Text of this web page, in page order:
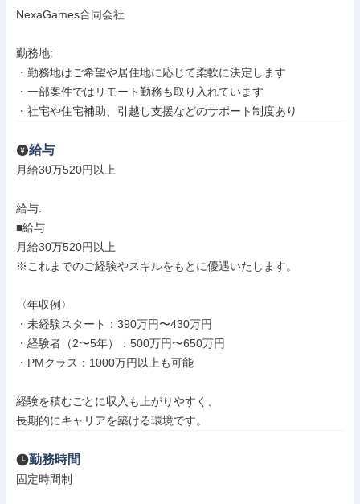
NexaGames合同会社
勤務地:
・勤務地はご希望や居住地に応じて柔軟に決定します
・一部案件ではリモート勤務も取り入れています
・社宅や住宅補助、引越し支援などのサポート制度あり
給与
月給30万520円以上
給与:
■給与
月給30万520円以上
※これまでのご経験やスキルをもとに優遇いたします。
〈年収例〉
・未経験スタート：390万円〜430万円
・経験者（2〜5年）：500万円〜650万円
・PMクラス：1000万円以上も可能
経験を積むごとに収入も上がりやすく、
長期的にキャリアを築ける環境です。
勤務時間
固定時間制